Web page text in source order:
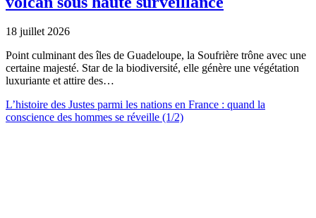
18 juillet 2026
Point culminant des îles de Guadeloupe, la Soufrière trône avec une
certaine majesté. Star de la biodiversité, elle génère une végétation
luxuriante et attire des…
L’histoire des Justes parmi les nations en France : quand la
conscience des hommes se réveille (1/2)